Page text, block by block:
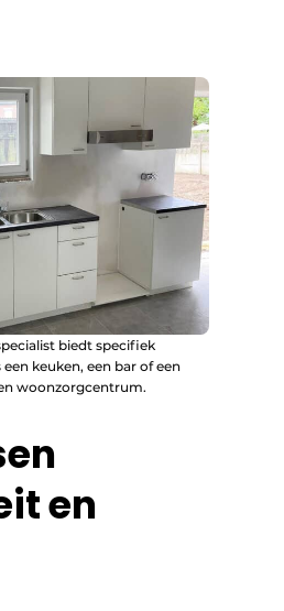
biedt specifiek
keuken, een bar of een
woonzorgcentrum.
en